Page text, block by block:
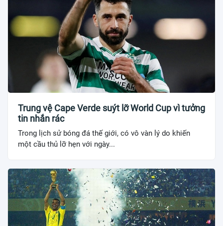
Trung vệ Cape Verde suýt lỡ World Cup vì tưởng
tin nhắn rác
Trong lịch sử bóng đá thế giới, có vô vàn lý do khiến
một cầu thủ lỡ hẹn với ngày...